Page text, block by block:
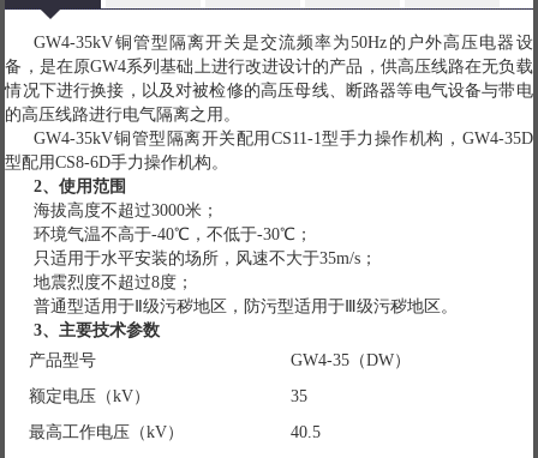
GW4-35kV铜管型隔离开关是交流频率为50Hz的户外高压电器设
备，是在原GW4系列基础上进行改进设计的产品，供高压线路在无负载
情况下进行换接，以及对被检修的高压母线、断路器等电气设备与带电
的高压线路进行电气隔离之用。
GW4-35kV铜管型隔离开关配用CS11-1型手力操作机构，GW4-35D
型配用CS8-6D手力操作机构。
2、使用范围
海拔高度不超过3000米；
环境气温不高于-40℃，不低于-30℃；
只适用于水平安装的场所，风速不大于35m/s；
地震烈度不超过8度；
普通型适用于Ⅱ级污秽地区，防污型适用于Ⅲ级污秽地区。
3、主要技术参数
产品型号
GW4-35（DW）
额定电压（kV）
35
最高工作电压（kV）
40.5